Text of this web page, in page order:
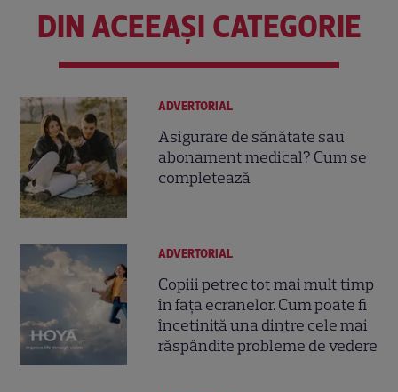
DIN ACEEAȘI CATEGORIE
ADVERTORIAL
Asigurare de sănătate sau
abonament medical? Cum se
completează
ADVERTORIAL
Copiii petrec tot mai mult timp
în fața ecranelor. Cum poate fi
încetinită una dintre cele mai
răspândite probleme de vedere